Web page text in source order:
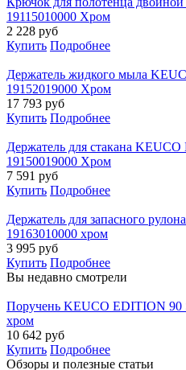
19115010000 Хром
2 228 руб
Купить Подробнее
Держатель жидкого мыла
19152019000 Хром
17 793 руб
Купить Подробнее
Держатель для стакана
19150019000 Хром
7 591 руб
Купить Подробнее
Держатель для запасного
19163010000 хром
3 995 руб
Купить Подробнее
Вы недавно смотрели
Поручень KEUCO EDITION 90
хром
10 642 руб
Купить Подробнее
Обзоры и полезные статьи